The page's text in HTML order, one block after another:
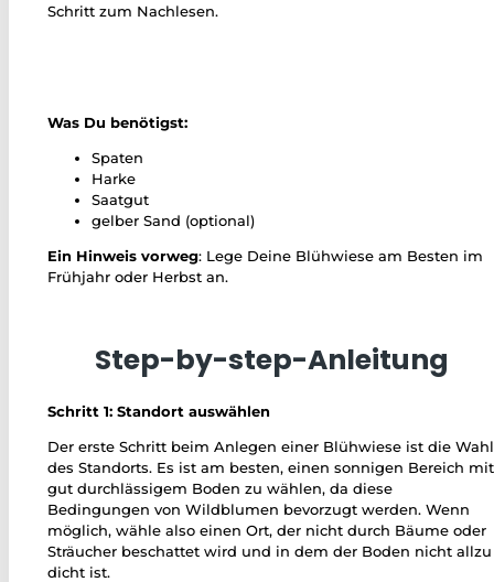
Schritt zum Nachlesen.
Was Du benötigst:
Spaten
Harke
Saatgut
gelber Sand (optional)
Ein Hinweis vorweg: Lege Deine Blühwiese am Besten im
Frühjahr oder Herbst an.
Step-by-step-Anleitung
Schritt 1: Standort auswählen
Der erste Schritt beim Anlegen einer Blühwiese ist die Wahl
des Standorts. Es ist am besten, einen sonnigen Bereich mit
gut durchlässigem Boden zu wählen, da diese
Bedingungen von Wildblumen bevorzugt werden. Wenn
möglich, wähle also einen Ort, der nicht durch Bäume oder
Sträucher beschattet wird und in dem der Boden nicht allzu
dicht ist.